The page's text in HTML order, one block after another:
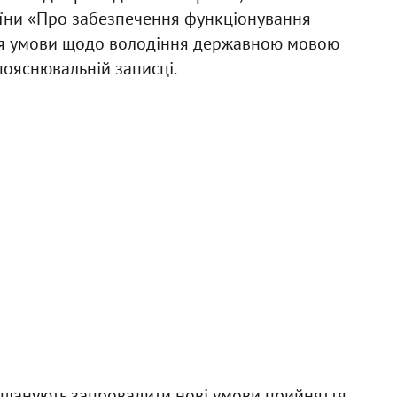
«Про забезпечення функціонування
умови щодо володіння державною мовою
записці.